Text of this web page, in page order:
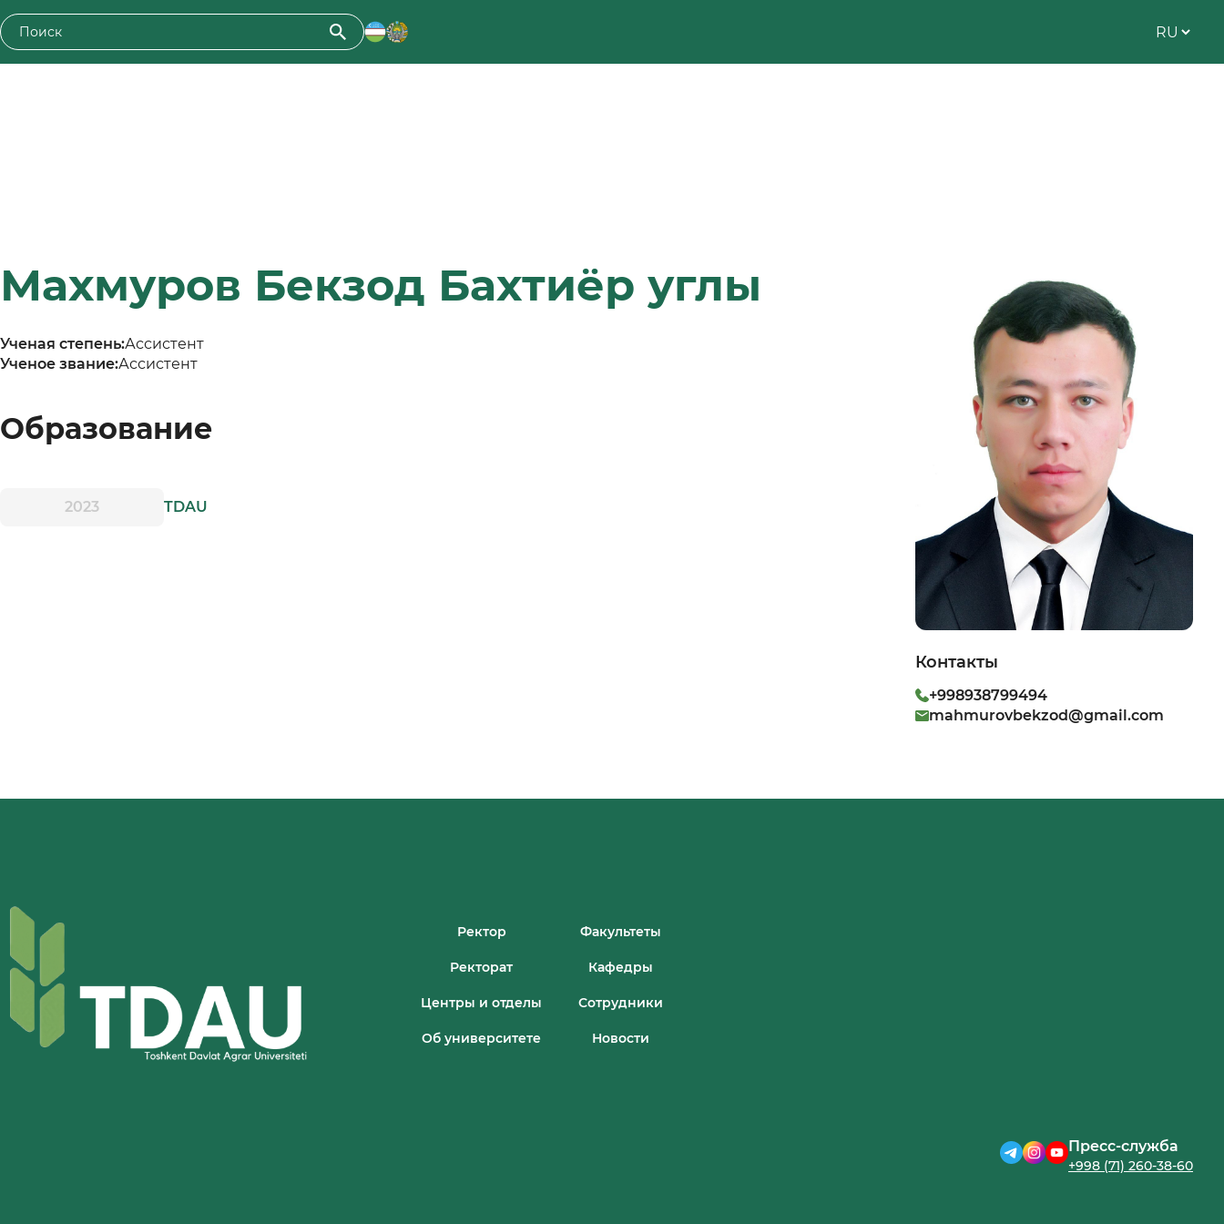
Махмуров Бекзод Бахтиёр углы
Ученая степень:Ассистент
Ученое звание:Ассистент
Образование
2023 TDAU
Контакты
+998938799494
mahmurovbekzod@gmail.com
Ректор Факультеты
Ректорат Кафедры
Центры и отделы Сотрудники
Об университете Новости
Пресс-служба
+998 (71) 260-38-60